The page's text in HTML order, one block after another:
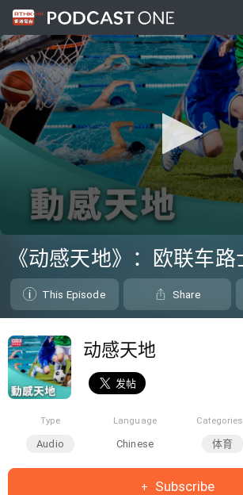
seconds
minutes,
22
seconds
This Episode Share
动感天地
Type
Audio
Language
Chinese
Categories
体育
Subscribe